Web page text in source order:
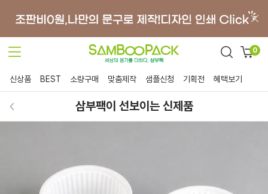
0
신상품 BEST 소량구매 맞춤제작 샘플신청 기획전 혜택보기
삼부팩이 선보이는 신제품